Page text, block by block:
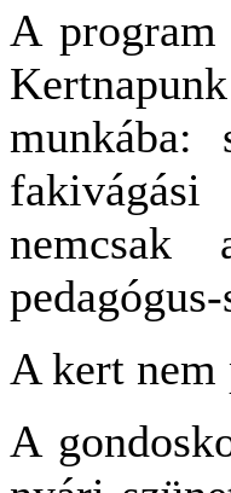
A program
munkába:
nemcsak
A kert nem
A